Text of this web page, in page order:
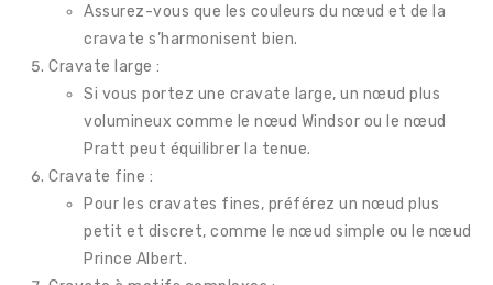
Assurez-vous que les couleurs du nœud et de la
cravate s’harmonisent bien.
Cravate large :
Si vous portez une cravate large, un nœud plus
volumineux comme le nœud Windsor ou le nœud
Pratt peut équilibrer la tenue.
Cravate fine :
Pour les cravates fines, préférez un nœud plus
petit et discret, comme le nœud simple ou le nœud
Prince Albert.